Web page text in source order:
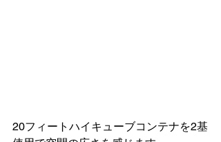
20フィートハイキューブコンテナを2基